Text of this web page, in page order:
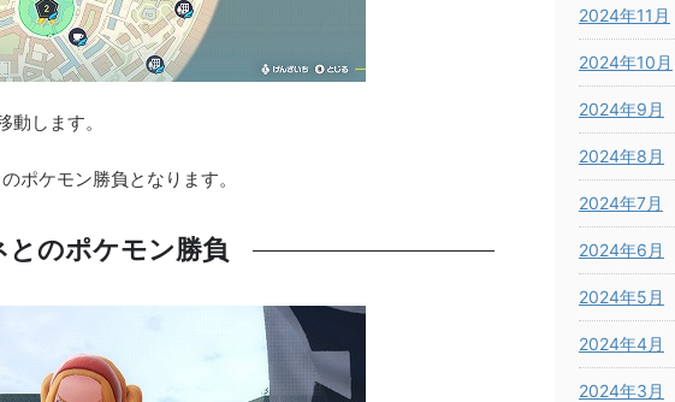
します。
ポケモン勝負となります。
とのポケモン勝負
2024年11月
2024年10月
2024年9月
2024年8月
2024年7月
2024年6月
2024年5月
2024年4月
2024年3月